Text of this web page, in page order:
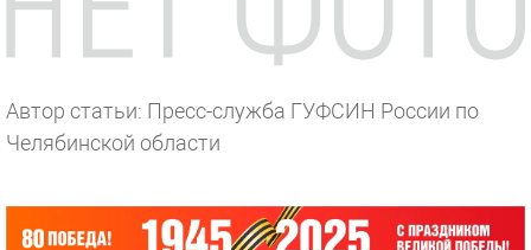
Автор статьи: Пресс-служба ГУФСИН России по
Челябинской области